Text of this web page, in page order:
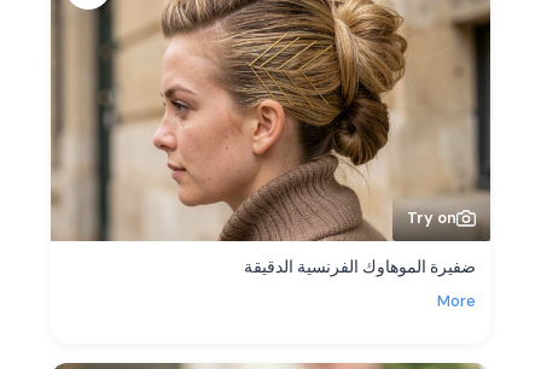
Try on
ضفيرة الموهاوك الفرنسية الدقيقة
More